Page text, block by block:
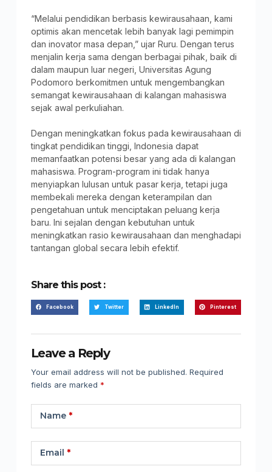
“Melalui pendidikan berbasis kewirausahaan, kami
optimis akan mencetak lebih banyak lagi pemimpin
dan inovator masa depan,” ujar Ruru. Dengan terus
menjalin kerja sama dengan berbagai pihak, baik di
dalam maupun luar negeri, Universitas Agung
Podomoro berkomitmen untuk mengembangkan
semangat kewirausahaan di kalangan mahasiswa
sejak awal perkuliahan.
Dengan meningkatkan fokus pada kewirausahaan di
tingkat pendidikan tinggi, Indonesia dapat
memanfaatkan potensi besar yang ada di kalangan
mahasiswa. Program-program ini tidak hanya
menyiapkan lulusan untuk pasar kerja, tetapi juga
membekali mereka dengan keterampilan dan
pengetahuan untuk menciptakan peluang kerja
baru. Ini sejalan dengan kebutuhan untuk
meningkatkan rasio kewirausahaan dan menghadapi
tantangan global secara lebih efektif.
Share this post :
Facebook Twitter LinkedIn Pinterest
Leave a Reply
Your email address will not be published. Required
fields are marked *
Name*
Email *